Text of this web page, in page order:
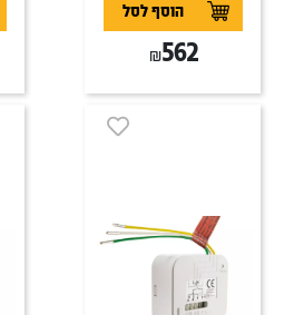
₪562
הוסף לסל